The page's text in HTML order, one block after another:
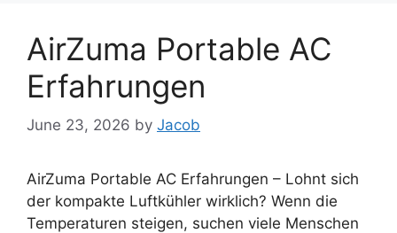
AirZuma Portable AC
Erfahrungen
June 23, 2026 by Jacob
AirZuma Portable AC Erfahrungen – Lohnt sich
der kompakte Luftkühler wirklich? Wenn die
Temperaturen steigen, suchen viele Menschen